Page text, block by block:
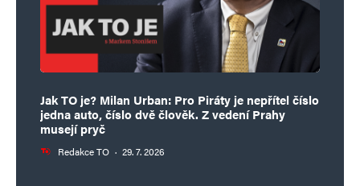
Jak TO je? Milan Urban: Pro Piráty je nepřítel číslo
jedna auto, číslo dvě člověk. Z vedení Prahy
musejí pryč
Redakce TO · 29. 7. 2026